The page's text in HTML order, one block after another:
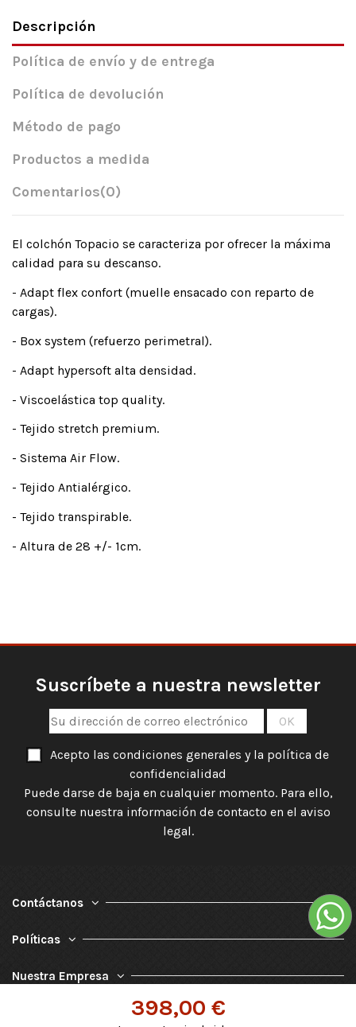
398,00 €
Descripción
Política de envío y de entrega
Política de devolución
Método de pago
Productos a medida
Comentarios(0)
El colchón Topacio se caracteriza por ofrecer la máxima
calidad para su descanso.
- Adapt flex confort (muelle ensacado con reparto de
cargas).
- Box system (refuerzo perimetral).
- Adapt hypersoft alta densidad.
- Viscoelástica top quality.
- Tejido stretch premium.
- Sistema Air Flow.
- Tejido Antialérgico.
- Tejido transpirable.
- Altura de 28 +/- 1cm.
Suscríbete a nuestra newsletter
Acepto las condiciones generales y la política de
confidencialidad
Puede darse de baja en cualquier momento. Para ello,
consulte nuestra información de contacto en el aviso
legal.
Contáctanos
Políticas
Nuestra Empresa